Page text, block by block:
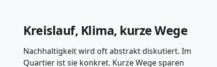
Kreislauf, Klima, kurze Wege
Nachhaltigkeit wird oft abstrakt diskutiert. Im
Quartier ist sie konkret. Kurze Wege sparen